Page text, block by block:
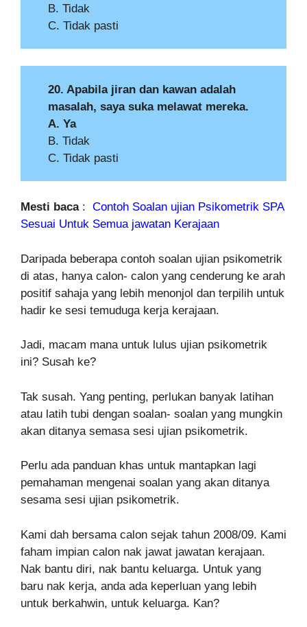
B. Tidak
C. Tidak pasti
20. Apabila jiran dan kawan adalah
masalah, saya suka melawat mereka.
A. Ya
B. Tidak
C. Tidak pasti
Mesti baca: Contoh Soalan ujian Psikometrik SPA
Sesuai Untuk Semua jawatan Kerajaan
Daripada beberapa contoh soalan ujian psikometrik
di atas, hanya calon- calon yang cenderung ke arah
positif sahaja yang lebih menonjol dan terpilih untuk
hadir ke sesi temuduga kerja kerajaan.
Jadi, macam mana untuk lulus ujian psikometrik
ini? Susah ke?
Tak susah. Yang penting, perlukan banyak latihan
atau latih tubi dengan soalan- soalan yang mungkin
akan ditanya semasa sesi ujian psikometrik.
Perlu ada panduan khas untuk mantapkan lagi
pemahaman mengenai soalan yang akan ditanya
sesama sesi ujian psikometrik.
Kami dah bersama calon sejak tahun 2008/09. Kami
faham impian calon nak jawat jawatan kerajaan.
Nak bantu diri, nak bantu keluarga. Untuk yang
baru nak kerja, anda ada keperluan yang lebih
untuk berkahwin, untuk keluarga. Kan?